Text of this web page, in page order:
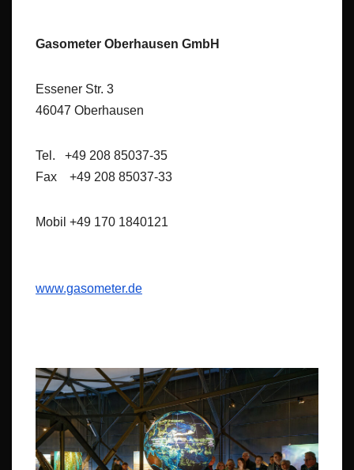
Gasometer Oberhausen GmbH
Essener Str. 3
46047 Oberhausen
Tel. +49 208 85037-35
Fax +49 208 85037-33
Mobil +49 170 1840121
www.gasometer.de